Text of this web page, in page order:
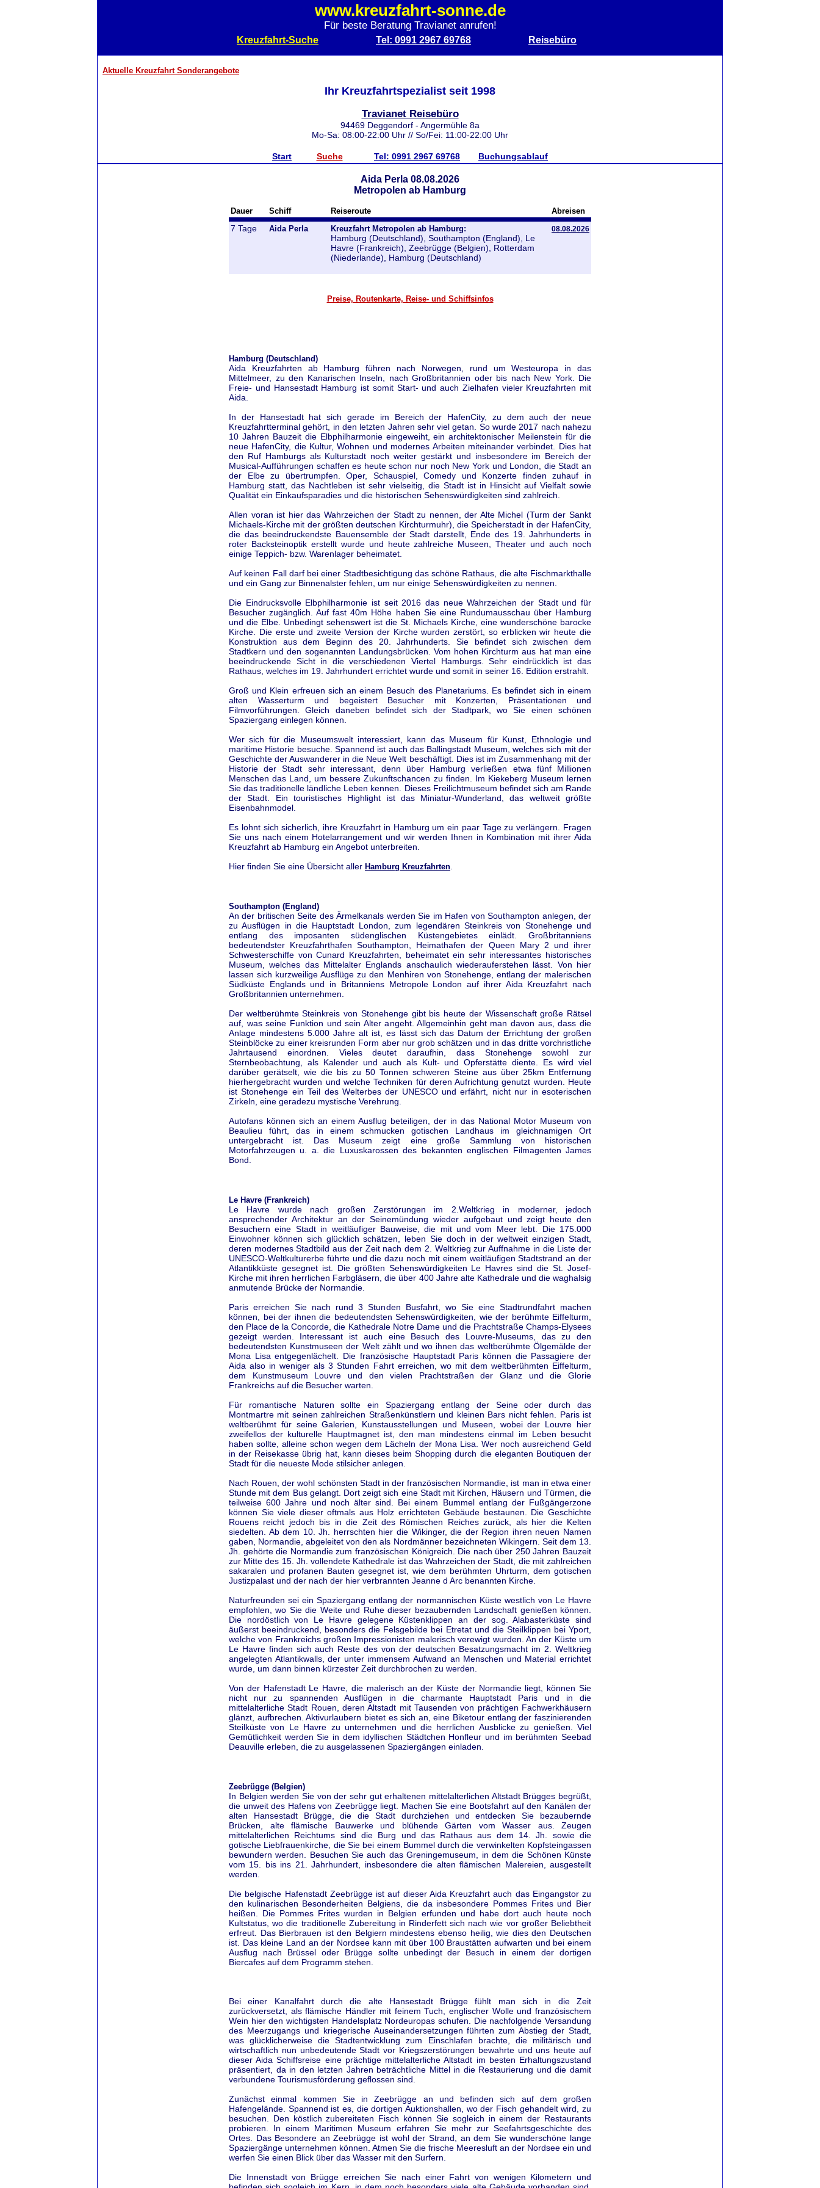
www.kreuzfahrt-sonne.de
Für beste Beratung Travianet anrufen!
Kreuzfahrt-Suche Tel: 0991 2967 69768 Reisebüro
Aktuelle Kreuzfahrt Sonderangebote
Ihr Kreuzfahrtspezialist seit 1998
Travianet Reisebüro
94469 Deggendorf - Angermühle 8a
Mo-Sa: 08:00-22:00 Uhr // So/Fei: 11:00-22:00 Uhr
Start Suche Tel: 0991 2967 69768 Buchungsablauf
Aida Perla 08.08.2026
Metropolen ab Hamburg
Dauer Schiff Reiseroute Abreisen
7 Tage Aida Perla Kreuzfahrt Metropolen ab Hamburg:
Hamburg (Deutschland), Southampton (England), Le
Havre (Frankreich), Zeebrügge (Belgien), Rotterdam
(Niederlande), Hamburg (Deutschland)
08.08.2026
Preise, Routenkarte, Reise- und Schiffsinfos
Hamburg (Deutschland)
Aida Kreuzfahrten ab Hamburg führen nach Norwegen, rund um Westeuropa in das
Mittelmeer, zu den Kanarischen Inseln, nach Großbritannien oder bis nach New York. Die
Freie- und Hansestadt Hamburg ist somit Start- und auch Zielhafen vieler Kreuzfahrten mit
Aida.
In der Hansestadt hat sich gerade im Bereich der HafenCity, zu dem auch der neue
Kreuzfahrtterminal gehört, in den letzten Jahren sehr viel getan. So wurde 2017 nach nahezu
10 Jahren Bauzeit die Elbphilharmonie eingeweiht, ein architektonischer Meilenstein für die
neue HafenCity, die Kultur, Wohnen und modernes Arbeiten miteinander verbindet. Dies hat
den Ruf Hamburgs als Kulturstadt noch weiter gestärkt und insbesondere im Bereich der
Musical-Aufführungen schaffen es heute schon nur noch New York und London, die Stadt an
der Elbe zu übertrumpfen. Oper, Schauspiel, Comedy und Konzerte finden zuhauf in
Hamburg statt, das Nachtleben ist sehr vielseitig, die Stadt ist in Hinsicht auf Vielfalt sowie
Qualität ein Einkaufsparadies und die historischen Sehenswürdigkeiten sind zahlreich.
Allen voran ist hier das Wahrzeichen der Stadt zu nennen, der Alte Michel (Turm der Sankt
Michaels-Kirche mit der größten deutschen Kirchturmuhr), die Speicherstadt in der HafenCity,
die das beeindruckendste Bauensemble der Stadt darstellt, Ende des 19. Jahrhunderts in
roter Backsteinoptik erstellt wurde und heute zahlreiche Museen, Theater und auch noch
einige Teppich- bzw. Warenlager beheimatet.
Auf keinen Fall darf bei einer Stadtbesichtigung das schöne Rathaus, die alte Fischmarkthalle
und ein Gang zur Binnenalster fehlen, um nur einige Sehenswürdigkeiten zu nennen.
Die Eindrucksvolle Elbphilharmonie ist seit 2016 das neue Wahrzeichen der Stadt und für
Besucher zugänglich. Auf fast 40m Höhe haben Sie eine Rundumausschau über Hamburg
und die Elbe. Unbedingt sehenswert ist die St. Michaels Kirche, eine wunderschöne barocke
Kirche. Die erste und zweite Version der Kirche wurden zerstört, so erblicken wir heute die
Konstruktion aus dem Beginn des 20. Jahrhunderts. Sie befindet sich zwischen dem
Stadtkern und den sogenannten Landungsbrücken. Vom hohen Kirchturm aus hat man eine
beeindruckende Sicht in die verschiedenen Viertel Hamburgs. Sehr eindrücklich ist das
Rathaus, welches im 19. Jahrhundert errichtet wurde und somit in seiner 16. Edition erstrahlt.
Groß und Klein erfreuen sich an einem Besuch des Planetariums. Es befindet sich in einem
alten Wasserturm und begeistert Besucher mit Konzerten, Präsentationen und
Filmvorführungen. Gleich daneben befindet sich der Stadtpark, wo Sie einen schönen
Spaziergang einlegen können.
Wer sich für die Museumswelt interessiert, kann das Museum für Kunst, Ethnologie und
maritime Historie besuche. Spannend ist auch das Ballingstadt Museum, welches sich mit der
Geschichte der Auswanderer in die Neue Welt beschäftigt. Dies ist im Zusammenhang mit der
Historie der Stadt sehr interessant, denn über Hamburg verließen etwa fünf Millionen
Menschen das Land, um bessere Zukunftschancen zu finden. Im Kiekeberg Museum lernen
Sie das traditionelle ländliche Leben kennen. Dieses Freilichtmuseum befindet sich am Rande
der Stadt. Ein touristisches Highlight ist das Miniatur-Wunderland, das weltweit größte
Eisenbahnmodel.
Es lohnt sich sicherlich, ihre Kreuzfahrt in Hamburg um ein paar Tage zu verlängern. Fragen
Sie uns nach einem Hotelarrangement und wir werden Ihnen in Kombination mit ihrer Aida
Kreuzfahrt ab Hamburg ein Angebot unterbreiten.
Hier finden Sie eine Übersicht aller Hamburg Kreuzfahrten.
Southampton (England)
An der britischen Seite des Ärmelkanals werden Sie im Hafen von Southampton anlegen, der
zu Ausflügen in die Hauptstadt London, zum legendären Steinkreis von Stonehenge und
entlang des imposanten südenglischen Küstengebietes einlädt. Großbritanniens
bedeutendster Kreuzfahrthafen Southampton, Heimathafen der Queen Mary 2 und ihrer
Schwesterschiffe von Cunard Kreuzfahrten, beheimatet ein sehr interessantes historisches
Museum, welches das Mittelalter Englands anschaulich wiederauferstehen lässt. Von hier
lassen sich kurzweilige Ausflüge zu den Menhiren von Stonehenge, entlang der malerischen
Südküste Englands und in Britanniens Metropole London auf ihrer Aida Kreuzfahrt nach
Großbritannien unternehmen.
Der weltberühmte Steinkreis von Stonehenge gibt bis heute der Wissenschaft große Rätsel
auf, was seine Funktion und sein Alter angeht. Allgemeinhin geht man davon aus, dass die
Anlage mindestens 5.000 Jahre alt ist, es lässt sich das Datum der Errichtung der großen
Steinblöcke zu einer kreisrunden Form aber nur grob schätzen und in das dritte vorchristliche
Jahrtausend einordnen. Vieles deutet daraufhin, dass Stonehenge sowohl zur
Sternbeobachtung, als Kalender und auch als Kult- und Opferstätte diente. Es wird viel
darüber gerätselt, wie die bis zu 50 Tonnen schweren Steine aus über 25km Entfernung
hierhergebracht wurden und welche Techniken für deren Aufrichtung genutzt wurden. Heute
ist Stonehenge ein Teil des Welterbes der UNESCO und erfährt, nicht nur in esoterischen
Zirkeln, eine geradezu mystische Verehrung.
Autofans können sich an einem Ausflug beteiligen, der in das National Motor Museum von
Beaulieu führt, das in einem schmucken gotischen Landhaus im gleichnamigen Ort
untergebracht ist. Das Museum zeigt eine große Sammlung von historischen
Motorfahrzeugen u. a. die Luxuskarossen des bekannten englischen Filmagenten James
Bond.
Le Havre (Frankreich)
Le Havre wurde nach großen Zerstörungen im 2.Weltkrieg in moderner, jedoch
ansprechender Architektur an der Seinemündung wieder aufgebaut und zeigt heute den
Besuchern eine Stadt in weitläufiger Bauweise, die mit und vom Meer lebt. Die 175.000
Einwohner können sich glücklich schätzen, leben Sie doch in der weltweit einzigen Stadt,
deren modernes Stadtbild aus der Zeit nach dem 2. Weltkrieg zur Auffnahme in die Liste der
UNESCO-Weltkulturerbe führte und die dazu noch mit einem weitläufigen Stadtstrand an der
Atlantikküste gesegnet ist. Die größten Sehenswürdigkeiten Le Havres sind die St. Josef-
Kirche mit ihren herrlichen Farbgläsern, die über 400 Jahre alte Kathedrale und die waghalsig
anmutende Brücke der Normandie.
Paris erreichen Sie nach rund 3 Stunden Busfahrt, wo Sie eine Stadtrundfahrt machen
können, bei der ihnen die bedeutendsten Sehenswürdigkeiten, wie der berühmte Eiffelturm,
den Place de la Concorde, die Kathedrale Notre Dame und die Prachtstraße Champs-Elysees
gezeigt werden. Interessant ist auch eine Besuch des Louvre-Museums, das zu den
bedeutendsten Kunstmuseen der Welt zählt und wo ihnen das weltberühmte Ölgemälde der
Mona Lisa entgegenlächelt. Die französische Hauptstadt Paris können die Passagiere der
Aida also in weniger als 3 Stunden Fahrt erreichen, wo mit dem weltberühmten Eiffelturm,
dem Kunstmuseum Louvre und den vielen Prachtstraßen der Glanz und die Glorie
Frankreichs auf die Besucher warten.
Für romantische Naturen sollte ein Spaziergang entlang der Seine oder durch das
Montmartre mit seinen zahlreichen Straßenkünstlern und kleinen Bars nicht fehlen. Paris ist
weltberühmt für seine Galerien, Kunstausstellungen und Museen, wobei der Louvre hier
zweifellos der kulturelle Hauptmagnet ist, den man mindestens einmal im Leben besucht
haben sollte, alleine schon wegen dem Lächeln der Mona Lisa. Wer noch ausreichend Geld
in der Reisekasse übrig hat, kann dieses beim Shopping durch die eleganten Boutiquen der
Stadt für die neueste Mode stilsicher anlegen.
Nach Rouen, der wohl schönsten Stadt in der französischen Normandie, ist man in etwa einer
Stunde mit dem Bus gelangt. Dort zeigt sich eine Stadt mit Kirchen, Häusern und Türmen, die
teilweise 600 Jahre und noch älter sind. Bei einem Bummel entlang der Fußgängerzone
können Sie viele dieser oftmals aus Holz errichteten Gebäude bestaunen. Die Geschichte
Rouens reicht jedoch bis in die Zeit des Römischen Reiches zurück, als hier die Kelten
siedelten. Ab dem 10. Jh. herrschten hier die Wikinger, die der Region ihren neuen Namen
gaben, Normandie, abgeleitet von den als Nordmänner bezeichneten Wikingern. Seit dem 13.
Jh. gehörte die Normandie zum französischen Königreich. Die nach über 250 Jahren Bauzeit
zur Mitte des 15. Jh. vollendete Kathedrale ist das Wahrzeichen der Stadt, die mit zahlreichen
sakaralen und profanen Bauten gesegnet ist, wie dem berühmten Uhrturm, dem gotischen
Justizpalast und der nach der hier verbrannten Jeanne d Arc benannten Kirche.
Naturfreunden sei ein Spaziergang entlang der normannischen Küste westlich von Le Havre
empfohlen, wo Sie die Weite und Ruhe dieser bezaubernden Landschaft genießen können.
Die nordöstlich von Le Havre gelegene Küstenklippen an der sog. Alabasterküste sind
äußerst beeindruckend, besonders die Felsgebilde bei Etretat und die Steilklippen bei Yport,
welche von Frankreichs großen Impressionisten malerisch verewigt wurden. An der Küste um
Le Havre finden sich auch Reste des von der deutschen Besatzungsmacht im 2. Weltkrieg
angelegten Atlantikwalls, der unter immensem Aufwand an Menschen und Material errichtet
wurde, um dann binnen kürzester Zeit durchbrochen zu werden.
Von der Hafenstadt Le Havre, die malerisch an der Küste der Normandie liegt, können Sie
nicht nur zu spannenden Ausflügen in die charmante Hauptstadt Paris und in die
mittelalterliche Stadt Rouen, deren Altstadt mit Tausenden von prächtigen Fachwerkhäusern
glänzt, aufbrechen. Aktivurlaubern bietet es sich an, eine Biketour entlang der faszinierenden
Steilküste von Le Havre zu unternehmen und die herrlichen Ausblicke zu genießen. Viel
Gemütlichkeit werden Sie in dem idyllischen Städtchen Honfleur und im berühmten Seebad
Deauville erleben, die zu ausgelassenen Spaziergängen einladen.
Zeebrügge (Belgien)
In Belgien werden Sie von der sehr gut erhaltenen mittelalterlichen Altstadt Brügges begrüßt,
die unweit des Hafens von Zeebrügge liegt. Machen Sie eine Bootsfahrt auf den Kanälen der
alten Hansestadt Brügge, die die Stadt durchziehen und entdecken Sie bezaubernde
Brücken, alte flämische Bauwerke und blühende Gärten vom Wasser aus. Zeugen
mittelalterlichen Reichtums sind die Burg und das Rathaus aus dem 14. Jh. sowie die
gotische Liebfrauenkirche, die Sie bei einem Bummel durch die verwinkelten Kopfsteingassen
bewundern werden. Besuchen Sie auch das Greningemuseum, in dem die Schönen Künste
vom 15. bis ins 21. Jahrhundert, insbesondere die alten flämischen Malereien, ausgestellt
werden.
Die belgische Hafenstadt Zeebrügge ist auf dieser Aida Kreuzfahrt auch das Eingangstor zu
den kulinarischen Besonderheiten Belgiens, die da insbesondere Pommes Frites und Bier
heißen. Die Pommes Frites wurden in Belgien erfunden und habe dort auch heute noch
Kultstatus, wo die traditionelle Zubereitung in Rinderfett sich nach wie vor großer Beliebtheit
erfreut. Das Bierbrauen ist den Belgiern mindestens ebenso heilig, wie dies den Deutschen
ist. Das kleine Land an der Nordsee kann mit über 100 Braustätten aufwarten und bei einem
Ausflug nach Brüssel oder Brügge sollte unbedingt der Besuch in einem der dortigen
Biercafes auf dem Programm stehen.
Bei einer Kanalfahrt durch die alte Hansestadt Brügge fühlt man sich in die Zeit
zurückversetzt, als flämische Händler mit feinem Tuch, englischer Wolle und französischem
Wein hier den wichtigsten Handelsplatz Nordeuropas schufen. Die nachfolgende Versandung
des Meerzugangs und kriegerische Auseinandersetzungen führten zum Abstieg der Stadt,
was glücklicherweise die Stadtentwicklung zum Einschlafen brachte, die militärisch und
wirtschaftlich nun unbedeutende Stadt vor Kriegszerstörungen bewahrte und uns heute auf
dieser Aida Schiffsreise eine prächtige mittelalterliche Altstadt im besten Erhaltungszustand
präsentiert, da in den letzten Jahren beträchtliche Mittel in die Restaurierung und die damit
verbundene Tourismusförderung geflossen sind.
Zunächst einmal kommen Sie in Zeebrügge an und befinden sich auf dem großen
Hafengelände. Spannend ist es, die dortigen Auktionshallen, wo der Fisch gehandelt wird, zu
besuchen. Den köstlich zubereiteten Fisch können Sie sogleich in einem der Restaurants
probieren. In einem Maritimen Museum erfahren Sie mehr zur Seefahrtsgeschichte des
Ortes. Das Besondere an Zeebrügge ist wohl der Strand, an dem Sie wunderschöne lange
Spaziergänge unternehmen können. Atmen Sie die frische Meeresluft an der Nordsee ein und
werfen Sie einen Blick über das Wasser mit den Surfern.
Die Innenstadt von Brügge erreichen Sie nach einer Fahrt von wenigen Kilometern und